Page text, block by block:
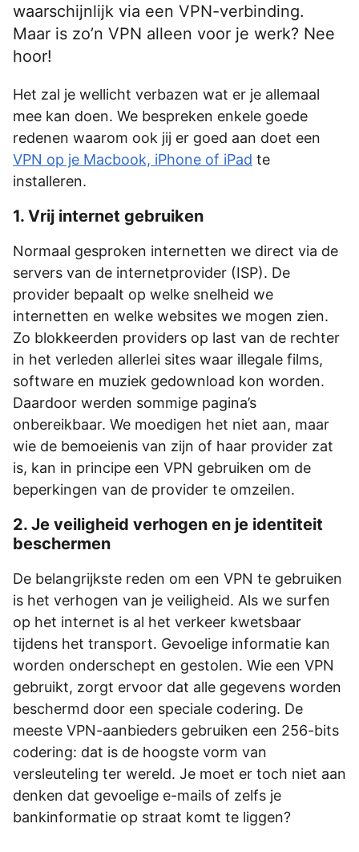
waarschijnlijk via een VPN-verbinding.
Maar is zo’n VPN alleen voor je werk? Nee
hoor!
Het zal je wellicht verbazen wat er je allemaal
mee kan doen. We bespreken enkele goede
redenen waarom ook jij er goed aan doet een
VPN op je Macbook, iPhone of iPad te
installeren.
1. Vrij internet gebruiken
Normaal gesproken internetten we direct via de
servers van de internetprovider (ISP). De
provider bepaalt op welke snelheid we
internetten en welke websites we mogen zien.
Zo blokkeerden providers op last van de rechter
in het verleden allerlei sites waar illegale films,
software en muziek gedownload kon worden.
Daardoor werden sommige pagina’s
onbereikbaar. We moedigen het niet aan, maar
wie de bemoeienis van zijn of haar provider zat
is, kan in principe een VPN gebruiken om de
beperkingen van de provider te omzeilen.
2. Je veiligheid verhogen en je identiteit
beschermen
De belangrijkste reden om een VPN te gebruiken
is het verhogen van je veiligheid. Als we surfen
op het internet is al het verkeer kwetsbaar
tijdens het transport. Gevoelige informatie kan
worden onderschept en gestolen. Wie een VPN
gebruikt, zorgt ervoor dat alle gegevens worden
beschermd door een speciale codering. De
meeste VPN-aanbieders gebruiken een 256-bits
codering: dat is de hoogste vorm van
versleuteling ter wereld. Je moet er toch niet aan
denken dat gevoelige e-mails of zelfs je
bankinformatie op straat komt te liggen?